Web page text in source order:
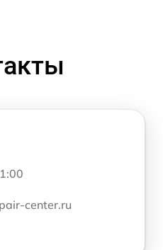
center.ru